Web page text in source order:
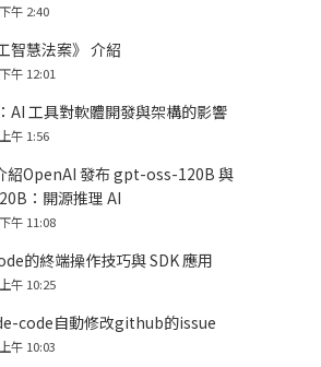
午 2:40
智慧法案》 介紹
午 12:01
AI 工具對軟體開發與架構的影響
午 1:56
OpenAI 發布 gpt-oss-120B 與
：開源推理 AI
午 11:08
的終端操作技巧與 SDK 應用
午 10:25
code自動修改github的issue
午 10:03